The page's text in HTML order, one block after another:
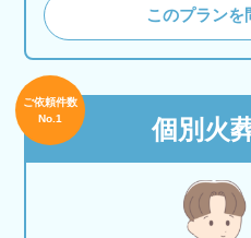
このプランを
個別火
ご依頼件数
No.1